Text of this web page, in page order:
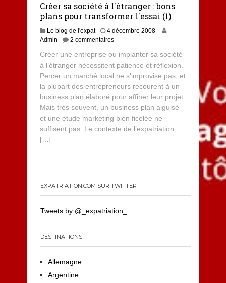
Créer sa société à l'étranger : bons
plans pour transformer l'essai (1)
Le blog de l'expat
4 décembre 2008
Admin
2 commentaires
Créer une entreprise ou implanter sa société
à l’étranger nécessitent patience et réflexion.
Percer un marché local ne s’improvise pas, et
la plupart des entrepreneurs recourent à un
business plan élaboré pour affiner leur projet.
Mais très souvent, un business plan aiguisé
et une étude marketing bien ficelée ne
suffisent pas. Le contexte de l’expatriation
[…]
EXPATRIATION.COM SUR TWITTER
Tweets by @_expatriation_
DESTINATIONS
Allemagne
Argentine